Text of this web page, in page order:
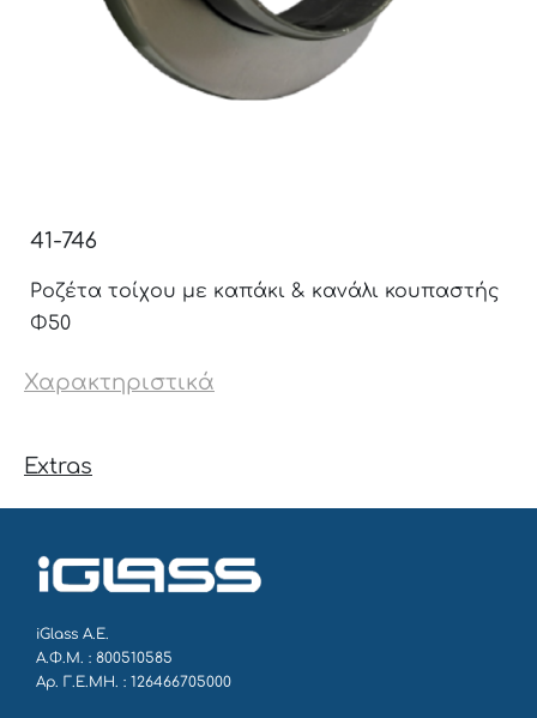
41-746
Ροζέτα τοίχου με καπάκι & κανάλι κουπαστής
Φ50
Χαρακτηριστικά
Extras
iGlass Α.Ε.
Α.Φ.Μ. : 800510585
Αρ. Γ.Ε.ΜΗ. : 126466705000